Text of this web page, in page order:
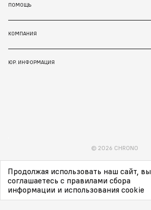
ПОМОЩЬ
КОМПАНИЯ
ЮР. ИНФОРМАЦИЯ
© 2026 CHRONO
Продолжая использовать наш сайт, вы
соглашаетесь с правилами сбора
информации и использования cookie